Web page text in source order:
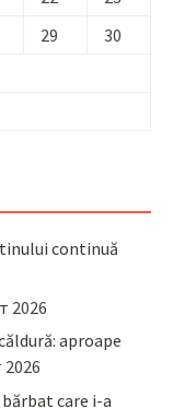
29
30
continuă
2026
aproape
2026
care i-a